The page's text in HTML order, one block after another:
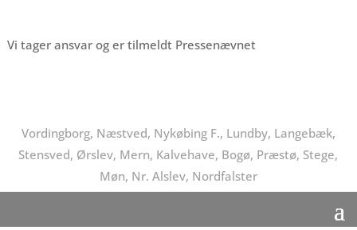
Vi tager ansvar og er tilmeldt Pressenævnet
Vordingborg, Næstved, Nykøbing F., Lundby, Langebæk,
Stensved, Ørslev, Mern, Kalvehave, Bogø, Præstø, Stege,
Møn, Nr. Alslev, Nordfalster